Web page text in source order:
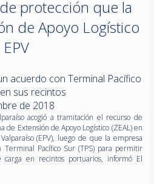
protección que la
de Apoyo Logístico
acuerdo con Terminal Pacífico
sus recintos
de 2018
acogió a tramitación el recurso de
de Extensión de Apoyo Logístico (ZEAL) en
(EPV), luego de que la empresa
Pacífico Sur (TPS) para permitir
carga en recintos portuarios, informó El